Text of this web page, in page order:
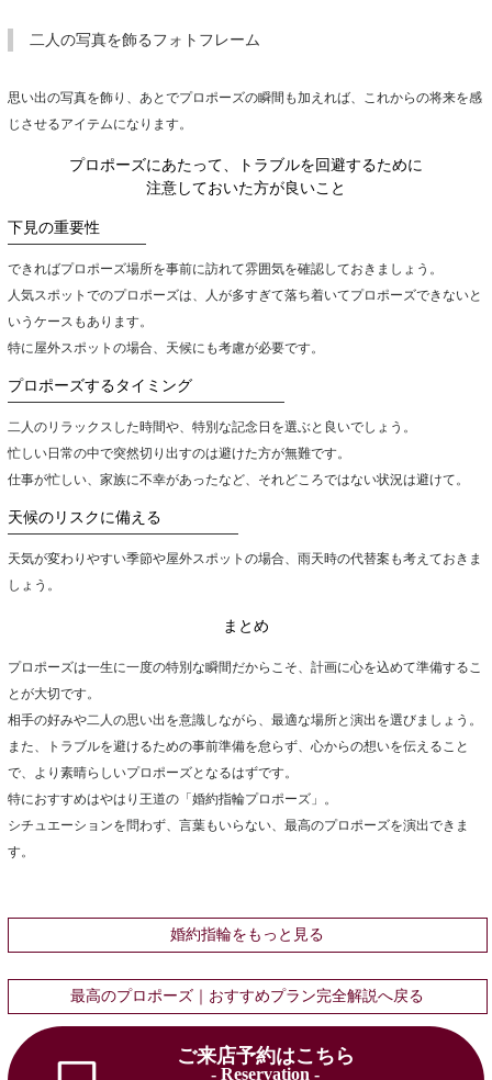
二人の写真を飾るフォトフレーム
思い出の写真を飾り、あとでプロポーズの瞬間も加えれば、これからの将来を感
じさせるアイテムになります。
プロポーズにあたって、トラブルを回避するために
注意しておいた方が良いこと
下見の重要性
できればプロポーズ場所を事前に訪れて雰囲気を確認しておきましょう。
人気スポットでのプロポーズは、人が多すぎて落ち着いてプロポーズできないと
いうケースもあります。
特に屋外スポットの場合、天候にも考慮が必要です。
プロポーズするタイミング
二人のリラックスした時間や、特別な記念日を選ぶと良いでしょう。
忙しい日常の中で突然切り出すのは避けた方が無難です。
仕事が忙しい、家族に不幸があったなど、それどころではない状況は避けて。
天候のリスクに備える
天気が変わりやすい季節や屋外スポットの場合、雨天時の代替案も考えておきま
しょう。
まとめ
プロポーズは一生に一度の特別な瞬間だからこそ、計画に心を込めて準備するこ
とが大切です。
相手の好みや二人の思い出を意識しながら、最適な場所と演出を選びましょう。
また、トラブルを避けるための事前準備を怠らず、心からの想いを伝えること
で、より素晴らしいプロポーズとなるはずです。
特におすすめはやはり王道の「婚約指輪プロポーズ」。
シチュエーションを問わず、言葉もいらない、最高のプロポーズを演出できま
す。
婚約指輪をもっと見る
最高のプロポーズ｜おすすめプラン完全解説へ戻る
ご来店予約はこちら
- Reservation -